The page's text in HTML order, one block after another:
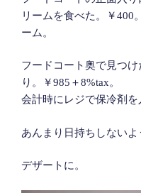
リームを食べた。￥400
ーム。
フードコート奥で見つ
り。￥985＋8%tax。
会計時にレジで保冷剤を
あんまり日持ちしないよ
デザートに。